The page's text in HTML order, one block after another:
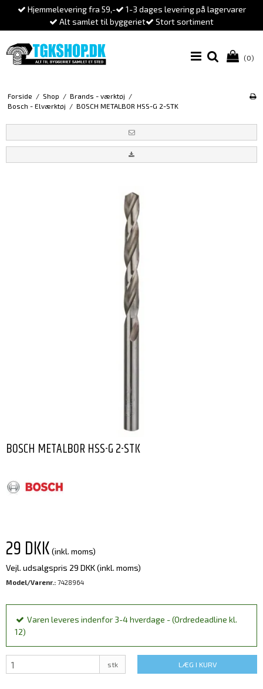
Hjemmelevering fra 59,-
1-3 dages levering på lagervarer
Alt samlet til byggeriet
Stort sortiment
(0)
Forside / Shop / Brands - værktøj /
Bosch - Elværktøj / BOSCH METALBOR HSS-G 2-STK
BOSCH METALBOR HSS-G 2-STK
29 DKK (inkl. moms)
Vejl. udsalgspris 29 DKK(inkl. moms)
Model/Varenr.: 7428964
Varen leveres indenfor 3-4 hverdage - (Ordredeadline kl.
12)
stk LÆG I KURV